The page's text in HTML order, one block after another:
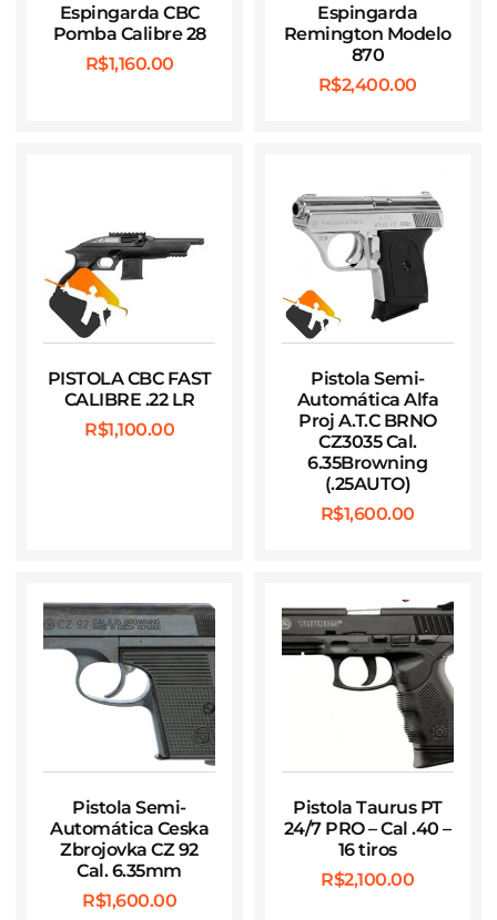
Espingarda CBC
Pomba Calibre 28
R$1,160.00
Espingarda
Remington Modelo
870
R$2,400.00
PISTOLA CBC FAST
CALIBRE .22 LR
R$1,100.00
Pistola Semi-
Automática Alfa
Proj A.T.C BRNO
CZ3035 Cal.
6.35Browning
(.25AUTO)
R$1,600.00
Pistola Semi-
Automática Ceska
Zbrojovka CZ 92
Cal. 6.35mm
R$1,600.00
Pistola Taurus PT
24/7 PRO – Cal .40 –
16 tiros
R$2,100.00